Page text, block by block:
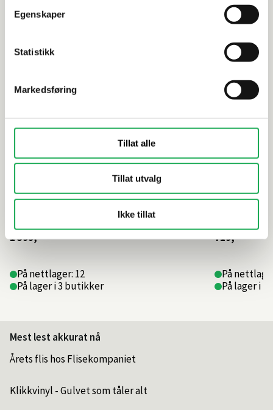
Egenskaper
Statistikk
Markedsføring
Tillat alle
Tillat utvalg
Ikke tillat
Flislim f/naturstein Carrament® 25
1 399,–
På nettlager: 12
På lager i 3 butikker
Flislim
719,–
På
På lager i
Mest lest akkurat nå
Årets flis hos Flisekompaniet
Klikkvinyl - Gulvet som tåler alt